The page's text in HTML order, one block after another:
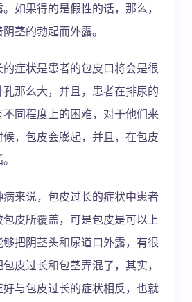
如果得的是假性的话，那么，
茎的勃起而外露。
症状是患者的包皮口将会是很
那么大，并且，患者在排尿的
同程度上的困难，对于他们来
，包皮会膨起，并且，在包皮
来说，包皮过长的症状中患者
皮所覆盖，可是包皮是可以上
把阴茎头和尿道口外露，有很
皮过长和包茎弄混了，其实，
与包皮过长的症状相反，也就